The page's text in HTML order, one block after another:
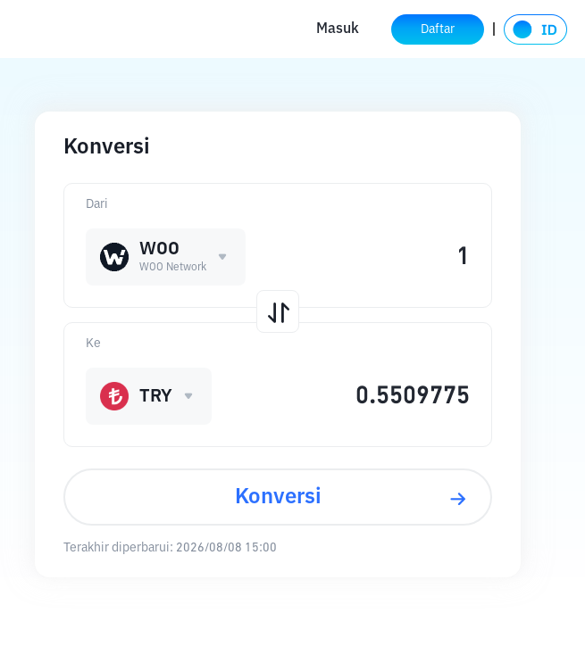
Masuk Daftar
Konversi
Dari
WOO
WOO Network
Ke
TRY
Konversi
Terakhir diperbarui: 2026/08/08 15:00